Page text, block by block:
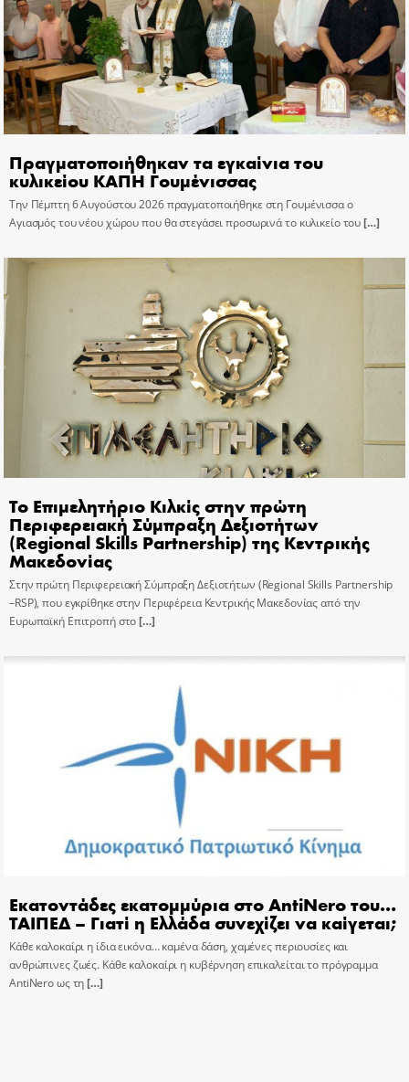
Πραγματοποιήθηκαν τα εγκαίνια του
κυλικείου ΚΑΠΗ Γουμένισσας
Την Πέμπτη 6 Αυγούστου 2026 πραγματοποιήθηκε στη Γουμένισσα ο
Αγιασμός του νέου χώρου που θα στεγάσει προσωρινά το κυλικείο του[…]
Το Επιμελητήριο Κιλκίς στην πρώτη
Περιφερειακή Σύμπραξη Δεξιοτήτων
(Regional Skills Partnership) της Κεντρικής
Μακεδονίας
Στην πρώτη Περιφερειακή Σύμπραξη Δεξιοτήτων (Regional Skills Partnership
–RSP), που εγκρίθηκε στην Περιφέρεια Κεντρικής Μακεδονίας από την
Ευρωπαϊκή Επιτροπή στο[…]
Εκατοντάδες εκατομμύρια στο AntiNero του…
ΤΑΙΠΕΔ – Γιατί η Ελλάδα συνεχίζει να καίγεται;
Κάθε καλοκαίρι η ίδια εικόνα… καμένα δάση, χαμένες περιουσίες και
ανθρώπινες ζωές. Κάθε καλοκαίρι η κυβέρνηση επικαλείται το πρόγραμμα
AntiNero ως τη[…]